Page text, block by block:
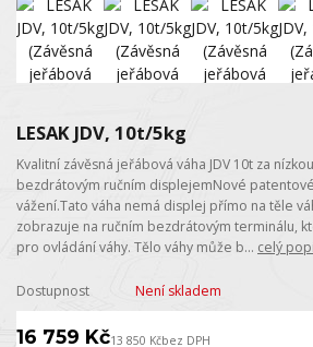
LESAK JDV, 10t/5kg
Kvalitní závěsná jeřábová váha JDV 10t za
bezdrátovým ručním displejemNové
vážení.Tato váha nemá displej přímo na těle
zobrazuje na ručním bezdrátovým terminálu,
pro ovládání váhy. Tělo váhy může b... celý
Dostupnost Není skladem
16 759 Kč13 850 Kčbez DPH